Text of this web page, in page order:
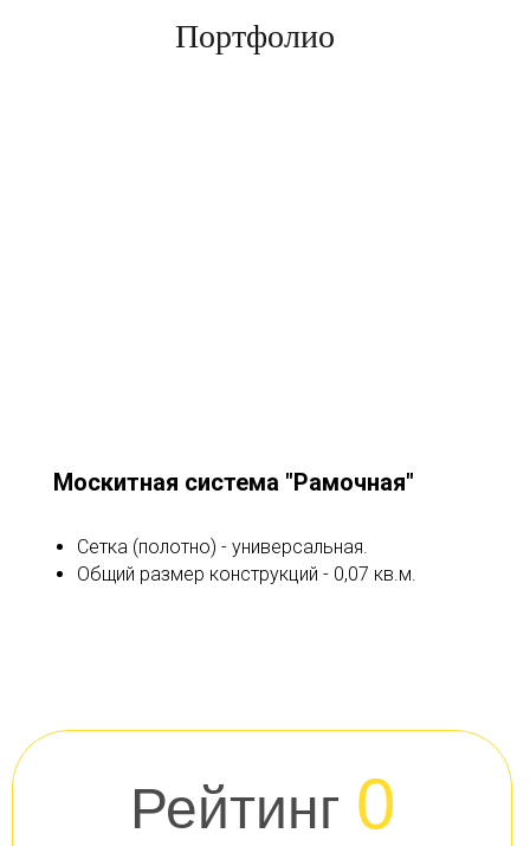
Портфолио
Москитная система "Рамочная"
Сетка (полотно) - универсальная.
Общий размер конструкций - 0,07 кв.м.
Рейтинг 0